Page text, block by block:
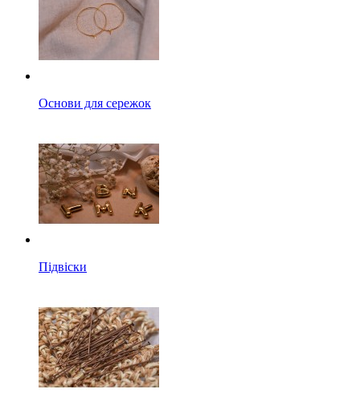
Основи для сережок
Підвіски